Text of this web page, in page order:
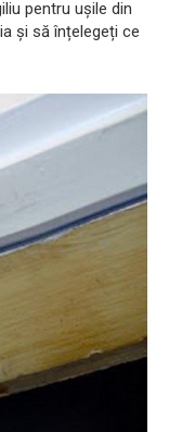
pentru ușile din
și să înțelegeți ce